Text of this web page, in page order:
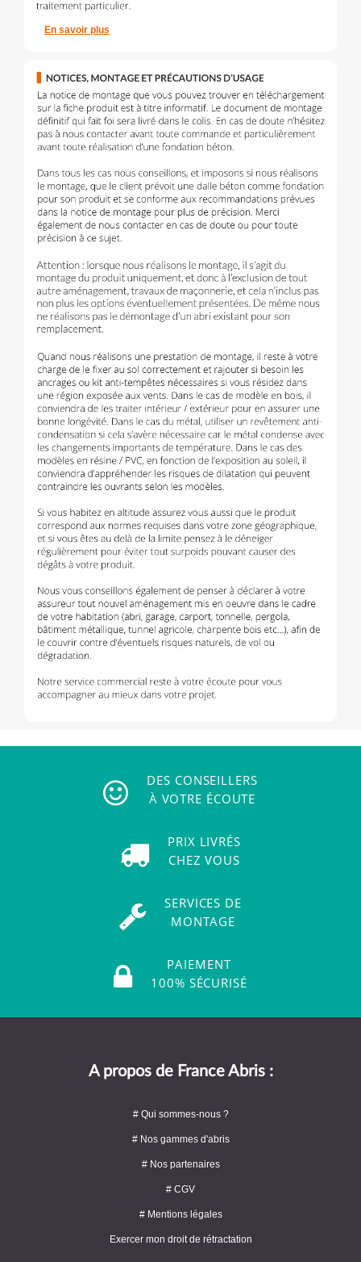
En savoir plus
DES CONSEILLERS
À VOTRE ÉCOUTE
PRIX LIVRÉS
CHEZ VOUS
SERVICES DE
MONTAGE
PAIEMENT
100% SÉCURISÉ
A propos de France Abris :
# Qui sommes-nous ?
# Nos gammes d'abris
# Nos partenaires
# CGV
# Mentions légales
Exercer mon droit de rétractation